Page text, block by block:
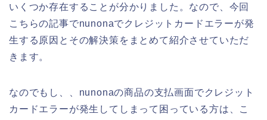
いくつか存在することが分かりました。なので、今回
こちらの記事でnunonaでクレジットカードエラーが発
生する原因とその解決策をまとめて紹介させていただ
きます。
なのでもし、、nunonaの商品の支払画面でクレジット
カードエラーが発生してしまって困っている方は、こ